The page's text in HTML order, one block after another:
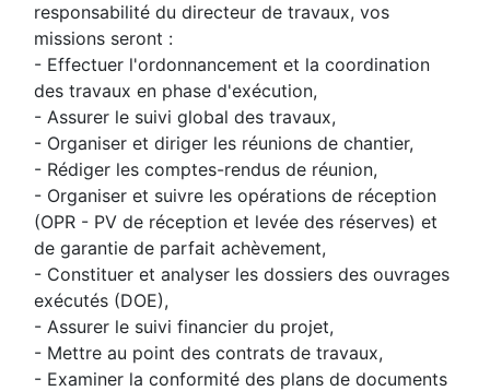
responsabilité du directeur de travaux, vos
missions seront :
- Effectuer l'ordonnancement et la coordination
des travaux en phase d'exécution,
- Assurer le suivi global des travaux,
- Organiser et diriger les réunions de chantier,
- Rédiger les comptes-rendus de réunion,
- Organiser et suivre les opérations de réception
(OPR - PV de réception et levée des réserves) et
de garantie de parfait achèvement,
- Constituer et analyser les dossiers des ouvrages
exécutés (DOE),
- Assurer le suivi financier du projet,
- Mettre au point des contrats de travaux,
- Examiner la conformité des plans de documents